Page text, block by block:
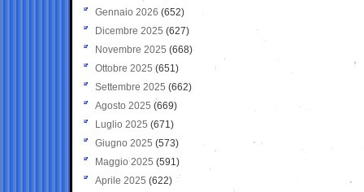
Gennaio 2026 (652)
Dicembre 2025 (627)
Novembre 2025 (668)
Ottobre 2025 (651)
Settembre 2025 (662)
Agosto 2025 (669)
Luglio 2025 (671)
Giugno 2025 (573)
Maggio 2025 (591)
Aprile 2025 (622)